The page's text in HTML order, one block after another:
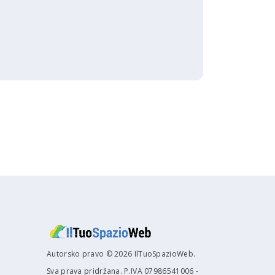
Autorsko pravo © 2026 IlTuoSpazioWeb.
Sva prava pridržana. P.IVA 07986541006 -